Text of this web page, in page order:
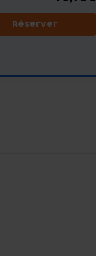
Réserver